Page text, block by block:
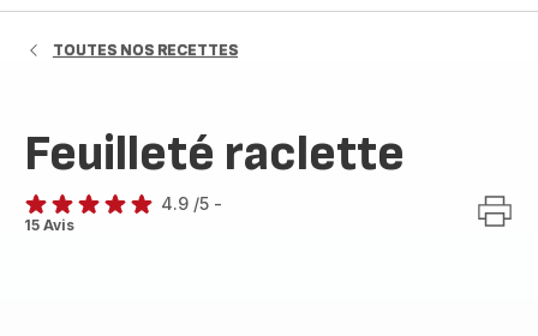
TOUTES NOS RECETTES
Feuilleté raclette
ratings.4.9
4.9 /5 -
15 Avis